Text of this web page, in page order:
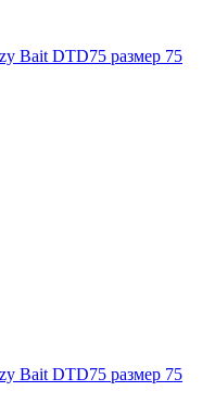
Bait DTD75 размер 75
Bait DTD75 размер 75